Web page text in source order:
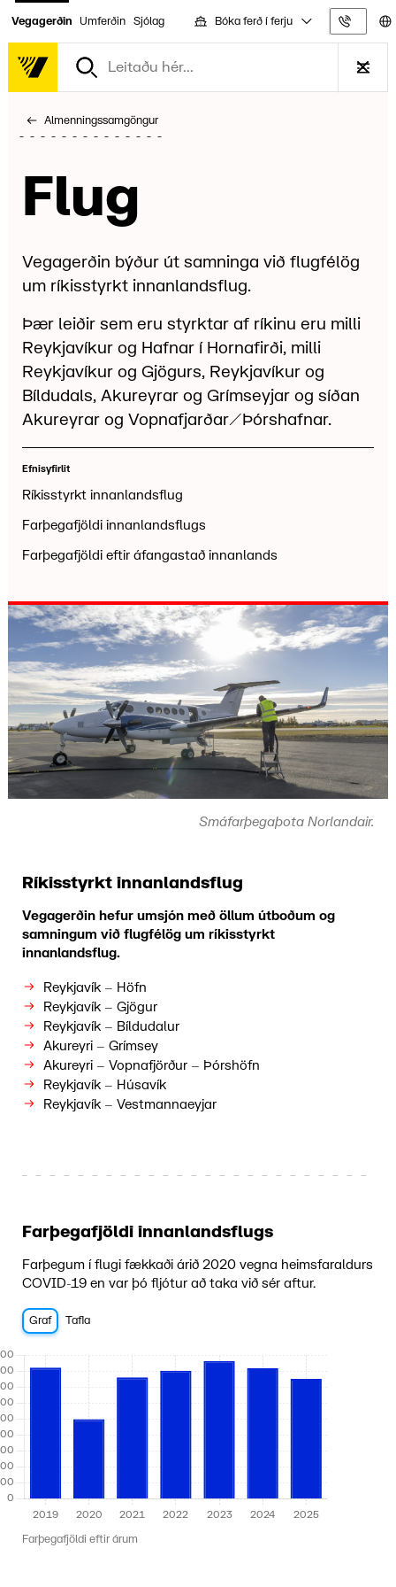
Vegagerðin Umferðin Sjólag Bóka ferð í ferju
Almenningssamgöngur
Flug
Vegagerðin býður út samninga við flugfélög
um ríkisstyrkt innanlandsflug.
Þær leiðir sem eru styrktar af ríkinu eru milli
Reykjavíkur og Hafnar í Hornafirði, milli
Reykjavíkur og Gjögurs, Reykjavíkur og
Bíldudals, Akureyrar og Grímseyjar og síðan
Akureyrar og Vopnafjarðar/Þórshafnar.
Efnisyfirlit
Ríkisstyrkt innanlandsflug
Farþegafjöldi innanlandsflugs
Farþegafjöldi eftir áfangastað innanlands
Farþegafjöldi innanlandsflugsFarþegafjöldi eftir áfangastað innanlands
Smáfarþegaþota Norlandair.
Ríkisstyrkt innanlandsflug
Vegagerðin hefur umsjón með öllum útboðum og
samningum við flugfélög um ríkisstyrkt
innanlandsflug.
Reykjavík – Höfn
Reykjavík – Gjögur
Reykjavík – Bíldudalur
Akureyri – Grímsey
Akureyri – Vopnafjörður – Þórshöfn
Reykjavík – Húsavík
Reykjavík – Vestmannaeyjar
Farþegafjöldi innanlandsflugs
Farþegum í flugi fækkaði árið 2020 vegna heimsfaraldurs
COVID-19 en var þó fljótur að taka við sér aftur.
Graf Tafla
Farþegafjöldi eftir árum